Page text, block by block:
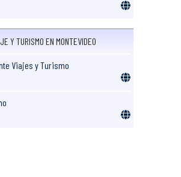
Y TURISMO EN MONTEVIDEO
Viajes y Turismo